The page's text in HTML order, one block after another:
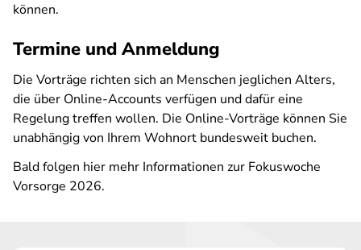
können.
Termine und Anmeldung
Die Vorträge richten sich an Menschen jeglichen Alters,
die über Online-Accounts verfügen und dafür eine
Regelung treffen wollen. Die Online-Vorträge können Sie
unabhängig von Ihrem Wohnort bundesweit buchen.
Bald folgen hier mehr Informationen zur Fokuswoche
Vorsorge 2026.